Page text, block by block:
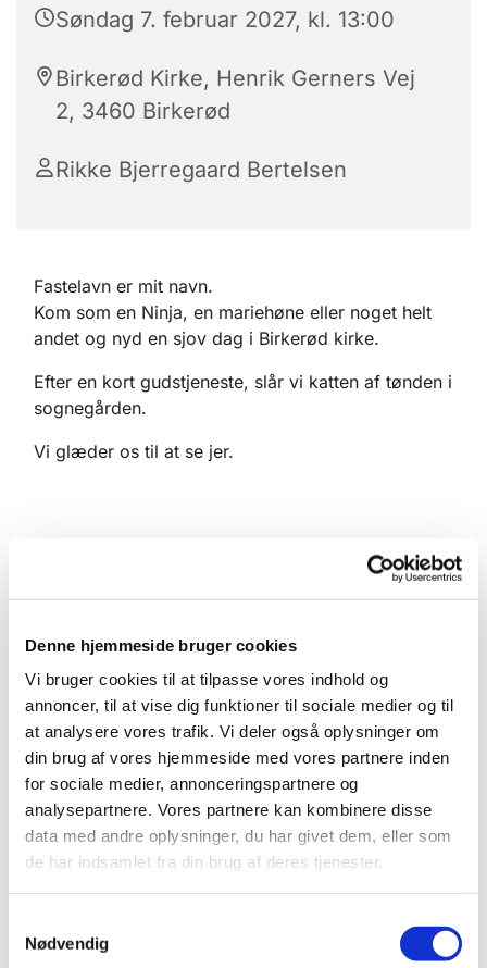
Denne hjemmeside bruger cookies
Vi bruger cookies til at tilpasse vores indhold og
annoncer, til at vise dig funktioner til sociale medier og til
at analysere vores trafik. Vi deler også oplysninger om
din brug af vores hjemmeside med vores partnere inden
for sociale medier, annonceringspartnere og
analysepartnere. Vores partnere kan kombinere disse
data med andre oplysninger, du har givet dem, eller som
de har indsamlet fra din brug af deres tjenester.
Nødvendig
Søndag 7. februar 2027, kl. 13:00
Birkerød Kirke, Henrik Gerners Vej
2, 3460 Birkerød
Rikke Bjerregaard Bertelsen
Fastelavn er mit navn.
Kom som en Ninja, en mariehøne eller noget helt
andet og nyd en sjov dag i Birkerød kirke.
Efter en kort gudstjeneste, slår vi katten af tønden i
sognegården.
Vi glæder os til at se jer.
Du vil måske også kunne